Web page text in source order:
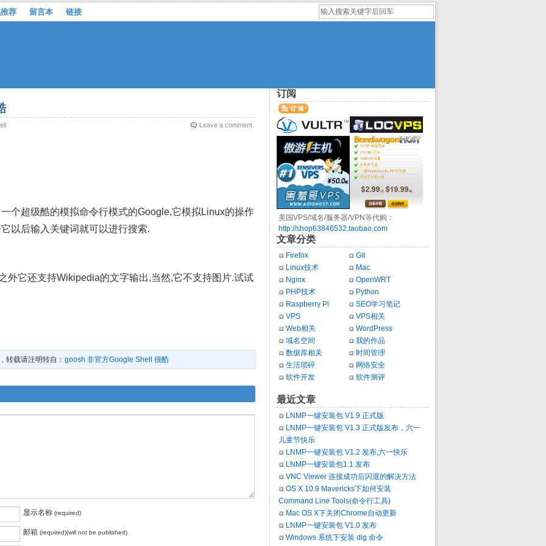
荐 留言本 链接
Leave a comment
个超级酷的模拟命令行模式的Google,它模拟Linux的操作
以后输入关键词就可以进行搜索.
外它还支持Wikipedia的文字输出,当然,它不支持图片.试试
转载请注明转自： goosh 非官方Google Shell 很酷
显示名称 (required)
邮箱 (required)(will not be published)
订阅
美国VPS/域名/服务器/VPN等代购：
http://shop63846532.taobao.com
文章分类
Firefox
Git
Linux技术
Mac
Nginx
OpenWRT
PHP技术
Python
Raspberry Pi
SEO学习笔记
VPS
VPS相关
Web相关
WordPress
域名空间
我的作品
数据库相关
时间管理
生活琐碎
网络安全
软件开发
软件测评
最近文章
LNMP一键安装包 V1.9 正式版
LNMP一键安装包 V1.3 正式版发布，六一
儿童节快乐
LNMP一键安装包 V1.2 发布,六一快乐
LNMP一键安装包1.1 发布
VNC Viewer 连接成功后闪退的解决方法
OS X 10.9 Mavericks下如何安装
Command Line Tools(命令行工具)
Mac OS X下关闭Chrome自动更新
LNMP一键安装包 V1.0 发布
Windows 系统下安装 dig 命令